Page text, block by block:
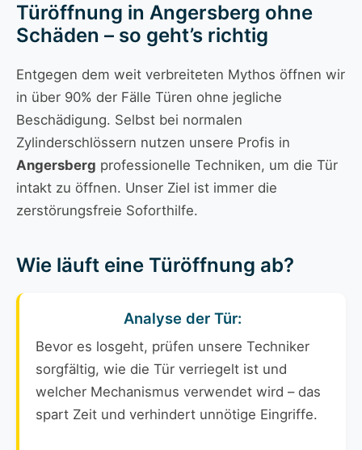
Türöffnung in Angersberg ohne
Schäden – so geht’s richtig
Entgegen dem weit verbreiteten Mythos öffnen wir
in über 90% der Fälle Türen ohne jegliche
Beschädigung. Selbst bei normalen
Zylinderschlössern nutzen unsere Profis in
Angersberg professionelle Techniken, um die Tür
intakt zu öffnen. Unser Ziel ist immer die
zerstörungsfreie Soforthilfe.
Wie läuft eine Türöffnung ab?
Analyse der Tür:
Bevor es losgeht, prüfen unsere Techniker
sorgfältig, wie die Tür verriegelt ist und
welcher Mechanismus verwendet wird – das
spart Zeit und verhindert unnötige Eingriffe.